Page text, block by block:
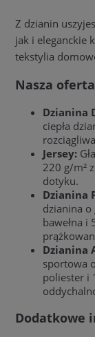
Z dzianin
jak i eleganckie
tekstylia
Nasza
Dzianina
ciepła
Jersey:
220 g/m²
dotyku.
Dzianina
dzianina o
bawełna i
Dzianina
sportowa
poliester i
Dodatkowe